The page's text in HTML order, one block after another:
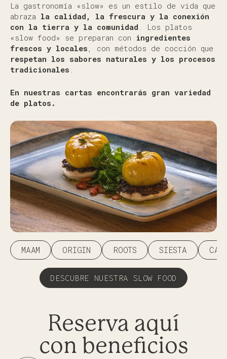
La gastronomía «slow» es un estilo de vida que
abraza la calidad, la frescura y la conexión
con la tierra y la comunidad . Los platos
«slow food» se preparan con ingredientes
frescos y locales , con métodos de cocción que
respetan los sabores naturales y los procesos
tradicionales .
En nuestras cartas encontrarás gran variedad
de platos.
MAAM ORIGIN ROOTS SIESTA
DESCUBRE NUESTRA SLOW FOOD
Reserva aquí
con beneficios